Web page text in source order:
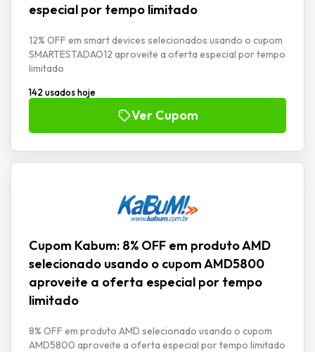
especial por tempo limitado
12% OFF em smart devices selecionados usando o cupom
SMARTESTADAO12 aproveite a oferta especial por tempo
limitado
142 usados hoje
Ver Cupom
Cupom Kabum: 8% OFF em produto AMD
selecionado usando o cupom AMD5800
aproveite a oferta especial por tempo
limitado
8% OFF em produto AMD selecionado usando o cupom
AMD5800 aproveite a oferta especial por tempo limitado